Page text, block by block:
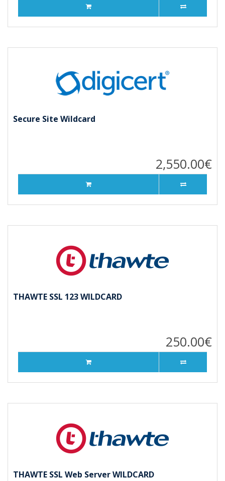
Secure Site Wildcard
2,550.00€
THAWTE SSL 123 WILDCARD
250.00€
THAWTE SSL Web Server WILDCARD